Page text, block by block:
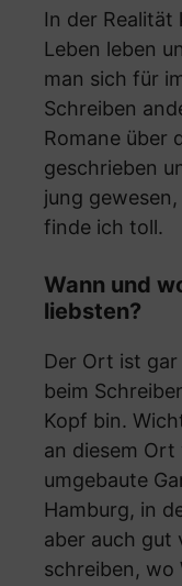
In der Realität
Leben leben
man sich für
Schreiben
Romane über
geschrieben
jung
finde ich toll.
Wann und
liebsten?
Der Ort ist
beim
Kopf bin.
an diesem
umgebaute
Hamburg, in
aber auch gut
schreiben, wo